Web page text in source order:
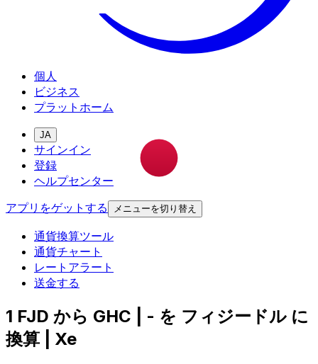
個人
ビジネス
プラットホーム
JA
サインイン
登録
ヘルプセンター
アプリをゲットする
メニューを切り替え
通貨換算ツール
通貨チャート
レートアラート
送金する
1 FJD から GHC | - を フィジードル に
換算 | Xe